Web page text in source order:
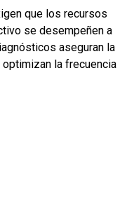
que los recursos
se desempeñen a
aseguran la
la frecuencia